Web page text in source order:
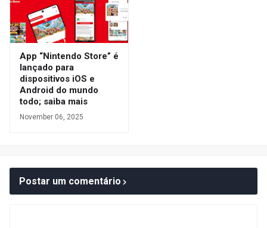
App “Nintendo Store” é
lançado para
dispositivos iOS e
Android do mundo
todo; saiba mais
November 06, 2025
Postar um comentário